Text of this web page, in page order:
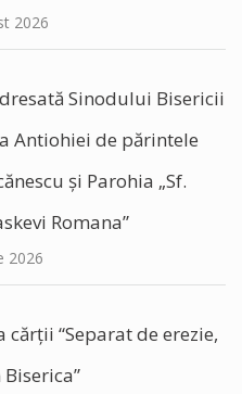
2026
Sinodului Bisericii
Antiohiei de părintele
și Parohia „Sf.
Romana”
2026
cărții “Separat de erezie,